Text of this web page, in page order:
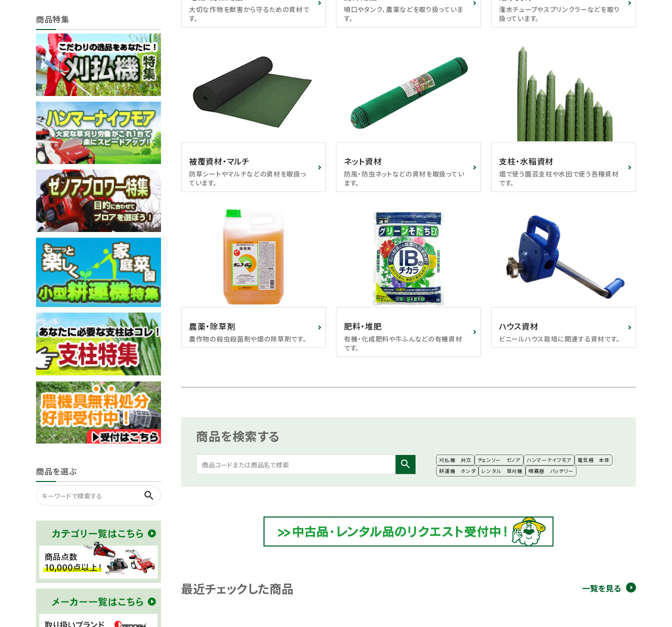
メールでのお問い合わせ
info@agriz.net
FAXでのご注文
0739-72-453224時間受付
商品特集
商品を選ぶ
search
大切な作物を獣害から守るための資材で
す。
噴口やタンク、農薬などを取り扱っていま
す。
潅水チューブやスプリンクラーなどを取り
扱っています。
被覆資材・マルチ
防草シートやマルチなどの資材を取扱っ
ています。
ネット資材
防風・防虫ネットなどの資材を取扱ってい
ます。
支柱・水稲資材
畑で使う園芸支柱や水田で使う各種資材
です。
農薬・除草剤
農作物の殺虫殺菌剤や畑の除草剤です。
肥料・堆肥
有機・化成肥料や牛ふんなどの有機資材
です。
ハウス資材
ビニールハウス栽培に関連する資材です。
商品を検索する
search 刈払機 共立 チェンソー ゼノア ハンマーナイフモア
電気柵 本体
耕運機 ホンダ
レンタル 草刈機 噴霧器 バッテリー
最近チェックした商品 一覧を見る